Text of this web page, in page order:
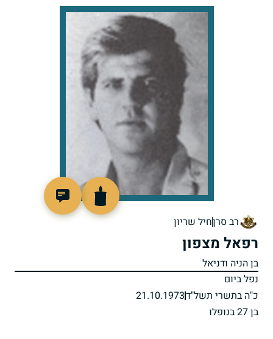
רב סרןחיל שריון
רפאל מצפון
בן הניה ודניאל
נפל ביום
כ"ה בתשרי תשל"ד21.10.1973
בן 27 בנופלו